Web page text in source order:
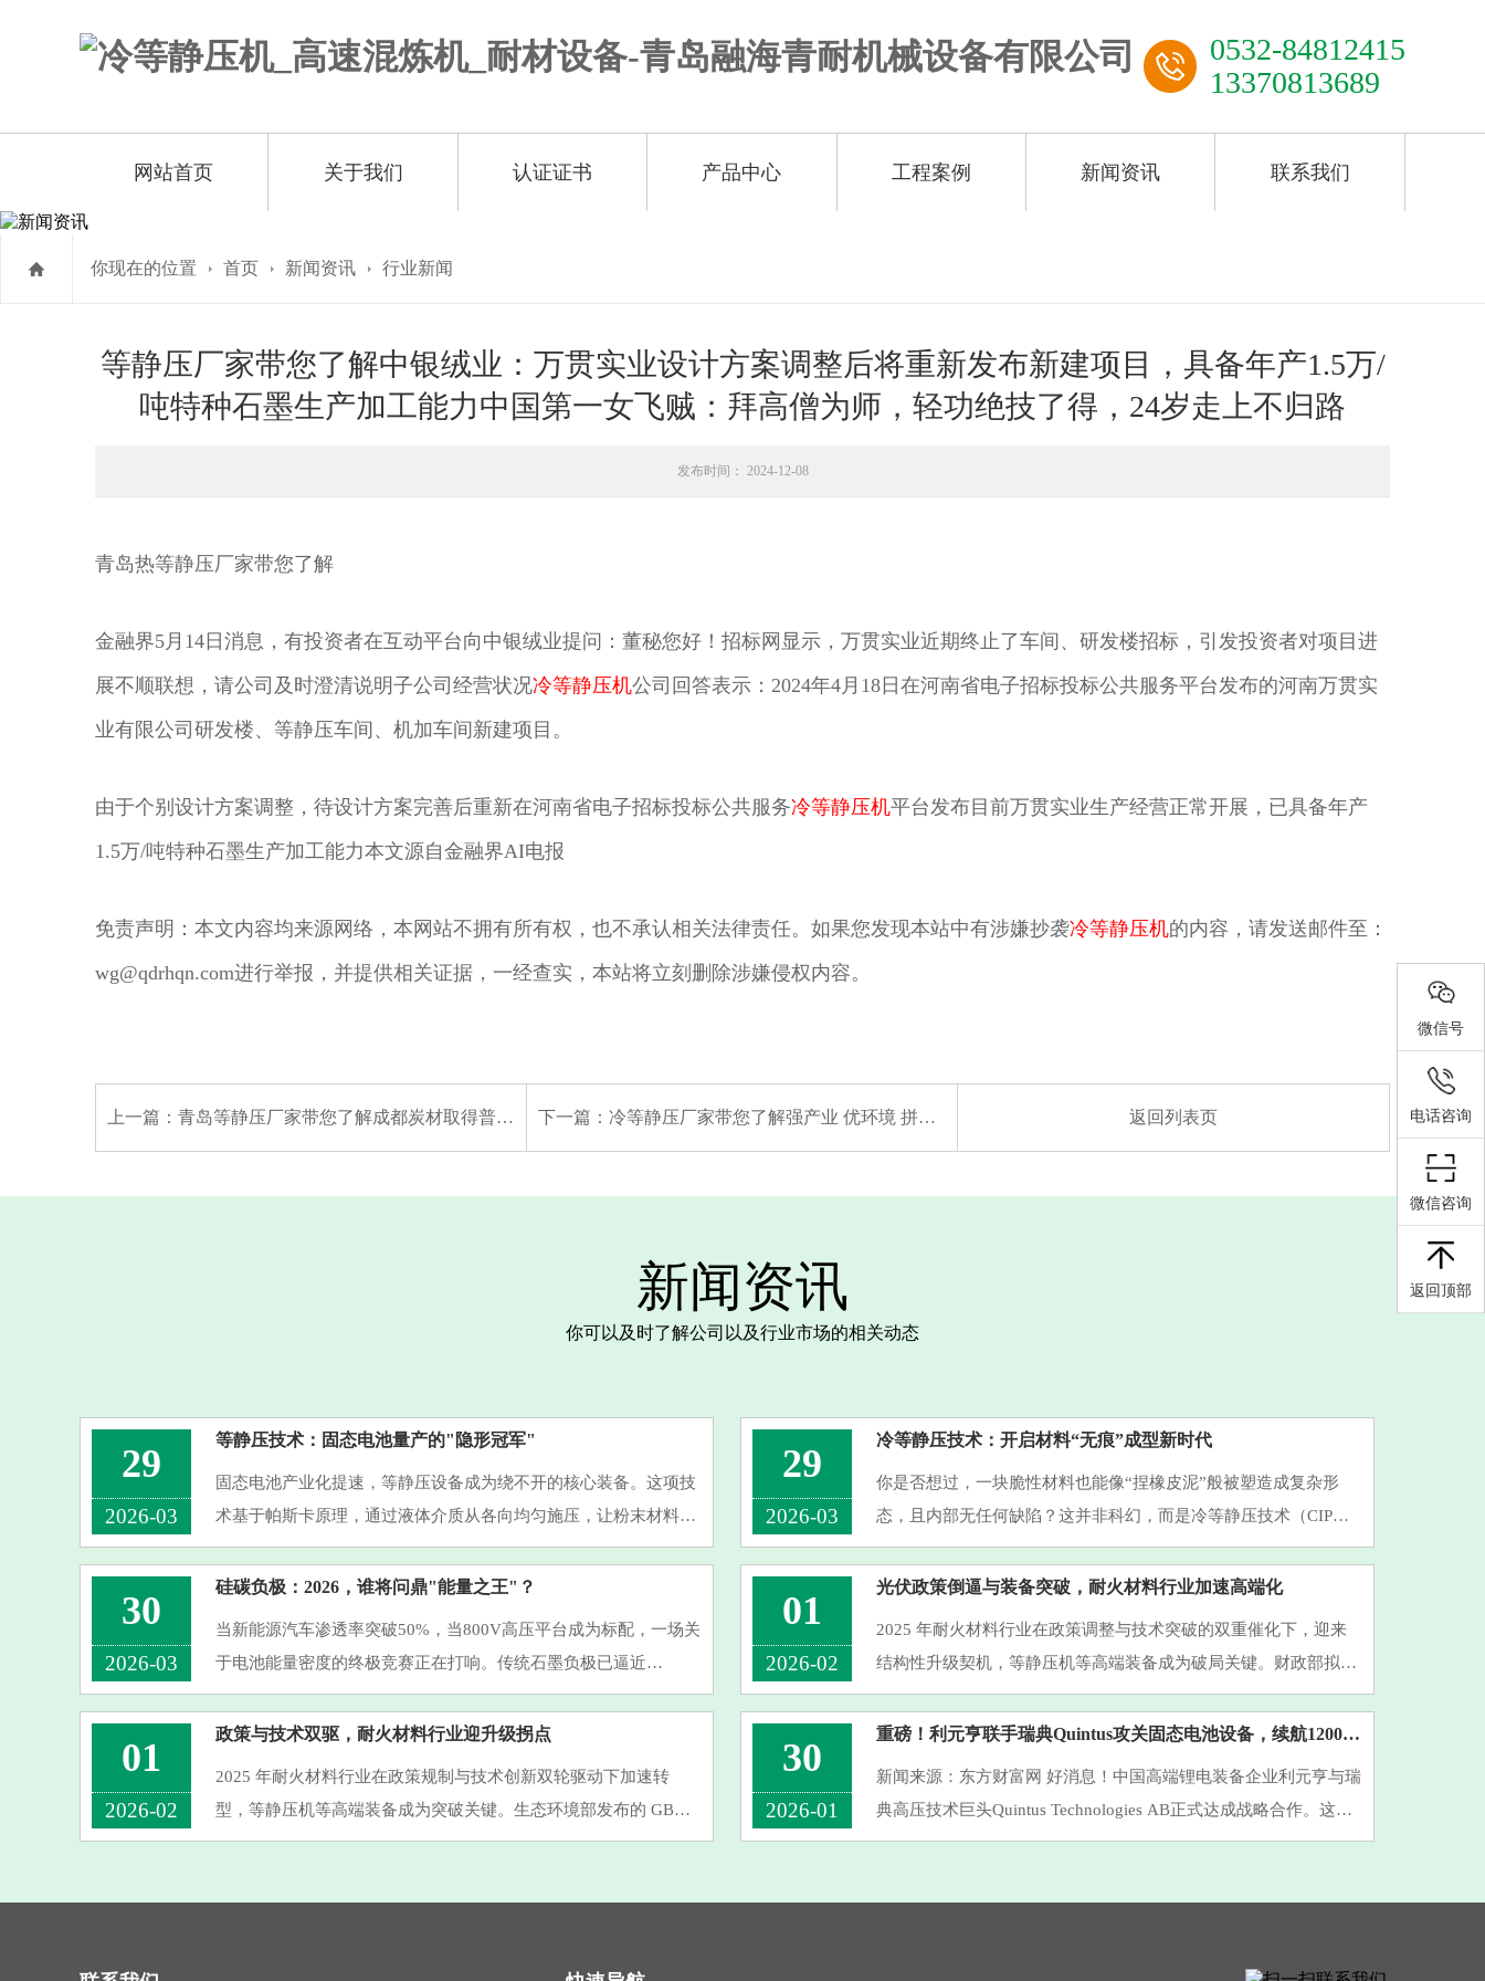
0532-84812415
13370813689
网站首页 关于我们 认证证书 产品中心 工程案例 新闻资讯 联系我们
你现在的位置 首页 新闻资讯 行业新闻
等静压厂家带您了解中银绒业：万贯实业设计方案调整后将重新发布新建项目，具备年产1.5万/
吨特种石墨生产加工能力中国第一女飞贼：拜高僧为师，轻功绝技了得，24岁走上不归路
发布时间： 2024-12-08
青岛热等静压厂家带您了解
金融界5月14日消息，有投资者在互动平台向中银绒业提问：董秘您好！招标网显示，万贯实业近期终止了车间、研发楼招标，引发投资者对项目进
展不顺联想，请公司及时澄清说明子公司经营状况冷等静压机公司回答表示：2024年4月18日在河南省电子招标投标公共服务平台发布的河南万贯实
业有限公司研发楼、等静压车间、机加车间新建项目。
由于个别设计方案调整，待设计方案完善后重新在河南省电子招标投标公共服务冷等静压机平台发布目前万贯实业生产经营正常开展，已具备年产
1.5万/吨特种石墨生产加工能力本文源自金融界AI电报
免责声明：本文内容均来源网络，本网站不拥有所有权，也不承认相关法律责任。如果您发现本站中有涉嫌抄袭冷等静压机的内容，请发送邮件至：
wg@qdrhqn.com进行举报，并提供相关证据，一经查实，本站将立刻删除涉嫌侵权内容。
上一篇： 青岛等静压厂家带您了解成都炭材取得普通卧式车床钻取大直径石墨芯料的专利，解决了直径≥1500mm 等静压石墨的芯料钻取难题 下一篇： 冷等静压厂家带您了解强产业 优环境 拼经济 促发展丨特碳新材料新增18条大中型试产线 技术升级打破国外垄断 返回列表页
新闻资讯
你可以及时了解公司以及行业市场的相关动态
29
2026-03
等静压技术：固态电池量产的"隐形冠军"
固态电池产业化提速，等静压设备成为绕不开的核心装备。这项技
术基于帕斯卡原理，通过液体介质从各向均匀施压，让粉末材料致
密成型——传统辊压或化成设备难以替代其精准控制电极密度、优
化界面接触的独特价值。温等···
29
2026-03
冷等静压技术：开启材料“无痕”成型新时代
你是否想过，一块脆性材料也能像“捏橡皮泥”般被塑造成复杂形
态，且内部无任何缺陷？这并非科幻，而是冷等静压技术（CIP）
正在创造的行业现实。作为粉末冶金领域的核心工艺，它正凭借独
特的优势，在多个高科技领域掀···
30
2026-03
硅碳负极：2026，谁将问鼎"能量之王"？
当新能源汽车渗透率突破50%，当800V高压平台成为标配，一场关
于电池能量密度的终极竞赛正在打响。传统石墨负极已逼近
372mAh/g的理论极限，而硅碳负极以4200mAh/g的超高比容量，
正成为叩开高能量密度时代大门的关键密···
01
2026-02
光伏政策倒逼与装备突破，耐火材料行业加速高端化
2025 年耐火材料行业在政策调整与技术突破的双重催化下，迎来
结构性升级契机，等静压机等高端装备成为破局关键。财政部拟于
2026 年 4 月取消光伏出口退税的政策信号，叠加生态环境部 GB
46790—2025 标准即将实施，···
01
2026-02
政策与技术双驱，耐火材料行业迎升级拐点
2025 年耐火材料行业在政策规制与技术创新双轮驱动下加速转
型，等静压机等高端装备成为突破关键。生态环境部发布的 GB
46790-2025 强制排放标准填补行业空白，明确 2026 年起新建企业
30
2026-01
重磅！利元亨联手瑞典Quintus攻关固态电池设备，续航1200公里电动车要来了？
新闻来源：东方财富网 好消息！中国高端锂电装备企业利元亨与瑞
典高压技术巨头Quintus Technologies AB正式达成战略合作。这次
可不是普通的商业合作，而是直奔固态电池生产设备研发而去的大
微信号
电话咨询
微信咨询
返回顶部